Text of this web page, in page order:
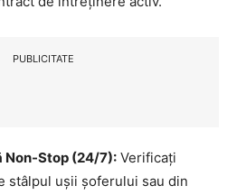
PUBLICITATE
Non-Stop (24/7): Verificați
stâlpul ușii șoferului sau din